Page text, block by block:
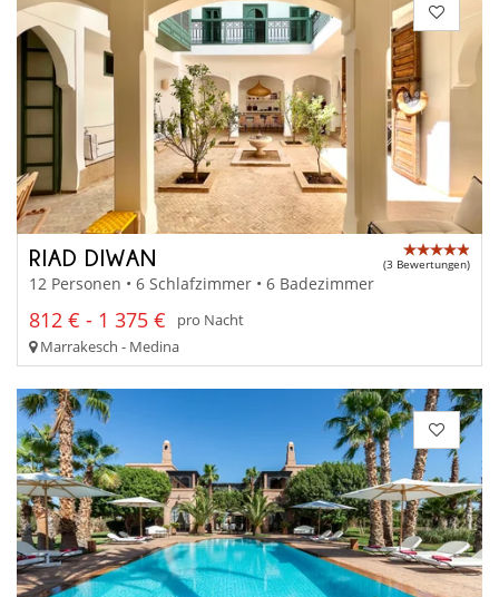
RIAD DIWAN (3 Bewertungen)
12 Personen • 6 Schlafzimmer • 6 Badezimmer
812 € - 1 375 €
pro Nacht
Marrakesch - Medina